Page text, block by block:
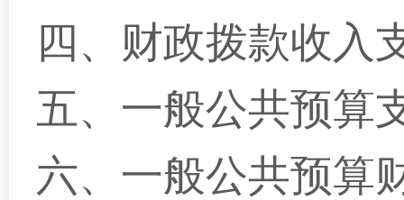
四、 财政拨款收入
五、 一般公共预算
六、 一般公共预算